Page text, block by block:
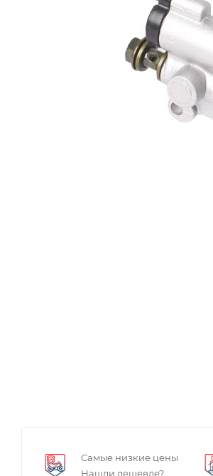
Самые низкие цены
Нашли дешевле?